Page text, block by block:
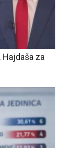
Hajdaša za